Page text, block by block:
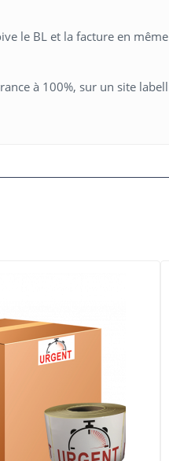
le BL et la facture en
à 100%, sur un site